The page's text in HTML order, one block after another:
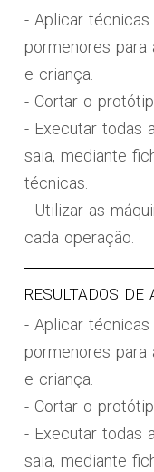
- Aplicar
pormenores
e criança.
- Cortar o
- Executar todas
saia, mediante
técnicas.
- Utilizar as
cada operação.
RESULTADOS DE
- Aplicar
pormenores
e criança.
- Cortar o
- Executar todas
saia, mediante